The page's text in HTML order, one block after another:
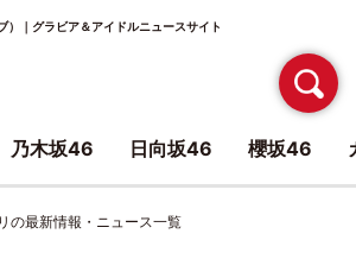
）｜グラビア＆アイドルニュースサイト
の最新情報・ニュース一覧
乃木坂46 日向坂46 櫻坂46